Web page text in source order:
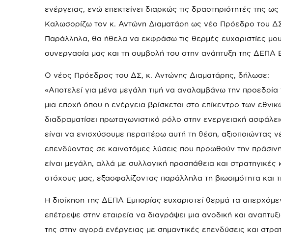
ενέργειας, ενώ επεκτείνει διαρκώς τις δραστηριότητές της
Καλωσορίζω τον κ. Αντώνη Διαματάρη ως νέο Πρόεδρο του
Παράλληλα, θα ήθελα να εκφράσω τις θερμές ευχαριστίες
συνεργασία μας και τη συμβολή του στην ανάπτυξη της ΔΕΠΑ
Ο νέος Πρόεδρος του ΔΣ, κ. Αντώνης Διαματάρης, δήλωσε:
«Αποτελεί για μένα μεγάλη τιμή να αναλαμβάνω την
μια εποχή όπου η ενέργεια βρίσκεται στο επίκεντρο των
διαδραματίσει πρωταγωνιστικό ρόλο στην ενεργειακή
είναι να ενισχύσουμε περαιτέρω αυτή τη θέση, αξιοποιώντας
επενδύοντας σε καινοτόμες λύσεις που προωθούν την
είναι μεγάλη, αλλά με συλλογική προσπάθεια και στρατηγικές
στόχους μας, εξασφαλίζοντας παράλληλα τη βιωσιμότητα και
Η διοίκηση της ΔΕΠΑ Εμπορίας ευχαριστεί θερμά τα
επέτρεψε στην εταιρεία να διαγράψει μια ανοδική και
της στην αγορά ενέργειας με σημαντικές επενδύσεις και